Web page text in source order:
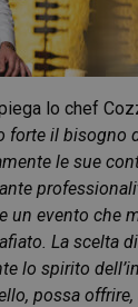
lo chef
forte il bisogno
le sue
un evento che
La scelta
lo spirito
possa